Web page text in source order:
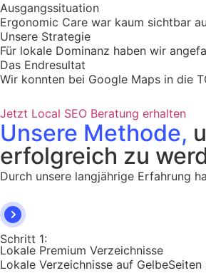
Ausgangssituation
Ergonomic Care war kaum sichtbar
Unsere Strategie
Für lokale Dominanz haben wir
Das Endresultat
Wir konnten bei Google Maps in die
Jetzt Local SEO Beratung erhalten
Unsere Methode,
erfolgreich zu
Durch unsere langjährige Erfahrung
Schritt 1:
Lokale Premium Verzeichnisse
Lokale Verzeichnisse auf